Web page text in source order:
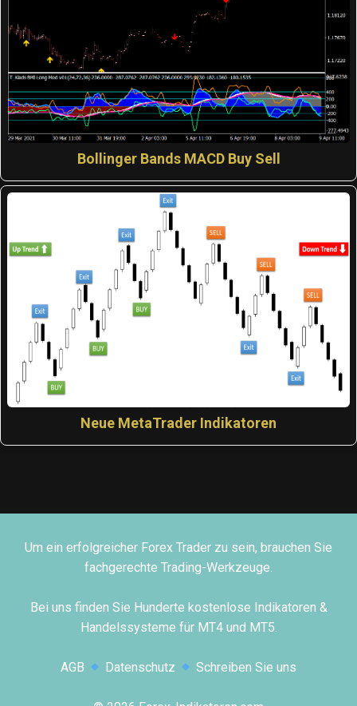
Bollinger Bands MACD Buy Sell
Neue MetaTrader Indikatoren
Um ein erfolgreicher Forex Trader zu sein, brauchen Sie
fachgerechte Trading-Werkzeuge.
Bei uns finden Sie Hunderte kostenlose Indikatoren &
Handelssysteme für MT4 und MT5.
AGB Datenschutz Schreiben Sie uns